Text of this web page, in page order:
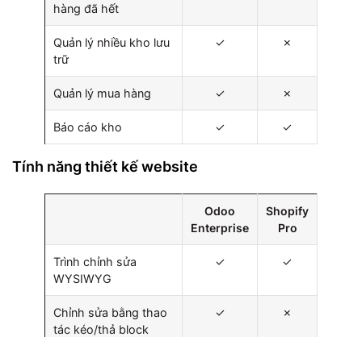
hàng đã hết
Quản lý nhiều kho lưu
trữ
✓ ✗
Quản lý mua hàng ✓ ✗
Báo cáo kho ✓ ✓
Tính năng thiết kế website
Odoo
Enterprise
Shopify
Pro
Trình chỉnh sửa
WYSIWYG
✓ ✓
Chỉnh sửa bằng thao
tác kéo/thả block
✓ ✗